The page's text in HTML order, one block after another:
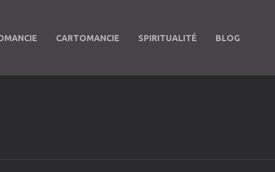
CARTOMANCIE SPIRITUALITÉ BLOG